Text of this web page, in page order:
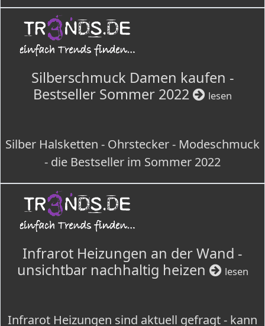
Silberschmuck Damen kaufen -
Bestseller Sommer 2022
lesen
Silber Halsketten - Ohrstecker - Modeschmuck
- die Bestseller im Sommer 2022
Infrarot Heizungen an der Wand -
unsichtbar nachhaltig heizen
lesen
Infrarot Heizungen sind aktuell gefragt - kann